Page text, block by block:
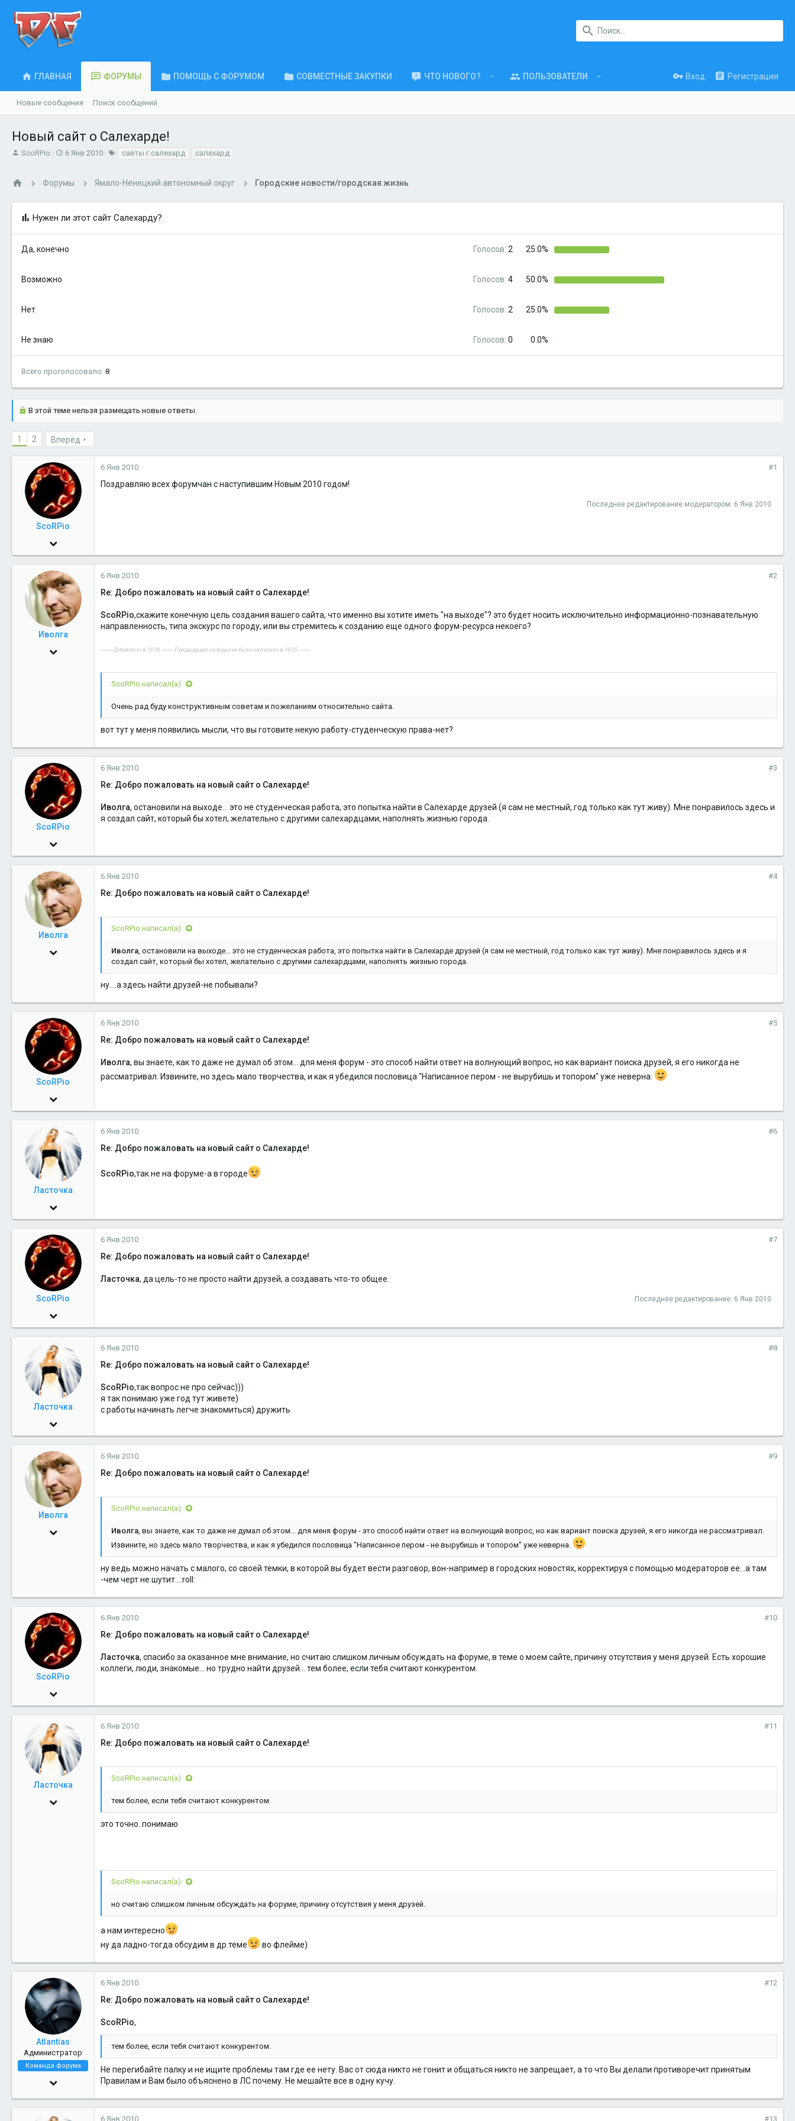
ГЛАВНАЯ ФОРУМЫ ПОМОЩЬ С ФОРУМОМ СОВМЕСТНЫЕ ЗАКУПКИ ЧТО НОВОГО? ПОЛЬЗОВАТЕЛИ Вход Регистрация
Новые сообщения Поиск сообщений
Новый сайт о Салехарде!
А
о
т
е
ы
ScoRPio
Д
а
а
ч
л
а
6 Янв 2010
и
сайты г.салехард салехард
Форумы Ямало-Ненецкий автономный округ Городские новости/городская жизнь
Нужен ли этот сайт Салехарду?
Да, конечно Голосов: 2 25.0%
Возможно Голосов: 4 50.0%
Нет Голосов: 2 25.0%
Не знаю Голосов: 0 0.0%
Всего проголосовало 8
В этой теме нельзя размещать новые ответы.
1 2 Вперёд
ScoRPio
6 Янв 2010
549
16
Салехард
6 Янв 2010 #1
Поздравляю всех форумчан с наступившим Новым 2010 годом!
Последнее редактирование модератором: 6 Янв 2010
Иволга
30 Май 2009
6 Янв 2010 #2
Re: Добро пожаловать на новый сайт о Салехарде!
ScoRPio,скажите конечную цель создания вашего сайта, что именно вы хотите иметь "на выходе"? это будет носить исключительно информационно-познавательную
направленность, типа экскурс по городу, или вы стремитесь к созданию еще одного форум-ресурса некоего?
---------- Добавлено в 18:30 ---------- Предыдущее сообщение было написано в 18:25 ----------
ScoRPio написал(а):
Очень рад буду конструктивным советам и пожеланиям относительно сайта.
вот тут у меня появились мысли, что вы готовите некую работу-студенческую права-нет?
ScoRPio
6 Янв 2010
549
16
Салехард
6 Янв 2010 #3
Re: Добро пожаловать на новый сайт о Салехарде!
Иволга, остановили на выходе... это не студенческая работа, это попытка найти в Салехарде друзей (я сам не местный, год только как тут живу). Мне понравилось здесь и
я создал сайт, который бы хотел, желательно с другими салехардцами, наполнять жизнью города.
Иволга
30 Май 2009
36
Салехард
6 Янв 2010 #4
Re: Добро пожаловать на новый сайт о Салехарде!
ScoRPio написал(а):
Иволга , остановили на выходе... это не студенческая работа, это попытка найти в Салехарде друзей (я сам не местный, год только как тут живу). Мне понравилось здесь и я
создал сайт, который бы хотел, желательно с другими салехардцами, наполнять жизнью города.
ну....а здесь найти друзей-не побывали?
ScoRPio
6 Янв 2010
549
16
Салехард
6 Янв 2010 #5
Re: Добро пожаловать на новый сайт о Салехарде!
Иволга, вы знаете, как то даже не думал об этом... для меня форум - это способ найти ответ на волнующий вопрос, но как вариант поиска друзей, я его никогда не
рассматривал. Извините, но здесь мало творчества, и как я убедился пословица "Написанное пером - не вырубишь и топором" уже неверна.
Ласточка
5 Май 2006
4,045
38
6 Янв 2010 #6
Re: Добро пожаловать на новый сайт о Салехарде!
ScoRPio,так не на форуме-а в городе
ScoRPio
6 Янв 2010
549
16
Салехард
6 Янв 2010 #7
Re: Добро пожаловать на новый сайт о Салехарде!
Ласточка, да цель-то не просто найти друзей, а создавать что-то общее.
Последнее редактирование: 6 Янв 2010
Ласточка
5 Май 2006
4,045
38
6 Янв 2010 #8
Re: Добро пожаловать на новый сайт о Салехарде!
ScoRPio,так вопрос не про сейчас)))
я так понимаю уже год тут живете)
с работы начинать легче знакомиться) дружить
Иволга
30 Май 2009
49
Салехард
6 Янв 2010 #9
Re: Добро пожаловать на новый сайт о Салехарде!
ScoRPio написал(а):
Иволга , вы знаете, как то даже не думал об этом... для меня форум - это способ найти ответ на волнующий вопрос, но как вариант поиска друзей, я его никогда не рассматривал.
Извините, но здесь мало творчества, и как я убедился пословица "Написанное пером - не вырубишь и топором" уже неверна.
ну ведь можно начать с малого, со своей темки, в которой вы будет вести разговор, вон-например в городских новостях, корректируя с помощью модераторов ее...а там
-чем черт не шутит...:roll:
ScoRPio
6 Янв 2010
549
16
Салехард
6 Янв 2010 #10
Re: Добро пожаловать на новый сайт о Салехарде!
Ласточка, спасибо за оказанное мне внимание, но считаю слишком личным обсуждать на форуме, в теме о моем сайте, причину отсутствия у меня друзей. Есть хорошие
коллеги, люди, знакомые... но трудно найти друзей... тем более, если тебя считают конкурентом.
Ласточка
5 Май 2006
6 Янв 2010 #11
Re: Добро пожаловать на новый сайт о Салехарде!
ScoRPio написал(а):
тем более, если тебя считают конкурентом.
это точно..понимаю
ScoRPio написал(а):
но считаю слишком личным обсуждать на форуме, причину отсутствия у меня друзей.
а нам интересно
ну да ладно-тогда обсудим в др.теме
во флейме)
Atlantias
Администратор
Команда форума
29 Июл 2005
14,161
6 Янв 2010 #12
Re: Добро пожаловать на новый сайт о Салехарде!
ScoRPio,
тем более, если тебя считают конкурентом.
Не перегибайте палку и не ищите проблемы там где ее нету. Вас от сюда никто не гонит и общаться никто не запрещает, а то что Вы делали противоречит принятым
Правилам и Вам было объяснено в ЛС почему. Не мешайте все в одну кучу.
6 Янв 2010 #13